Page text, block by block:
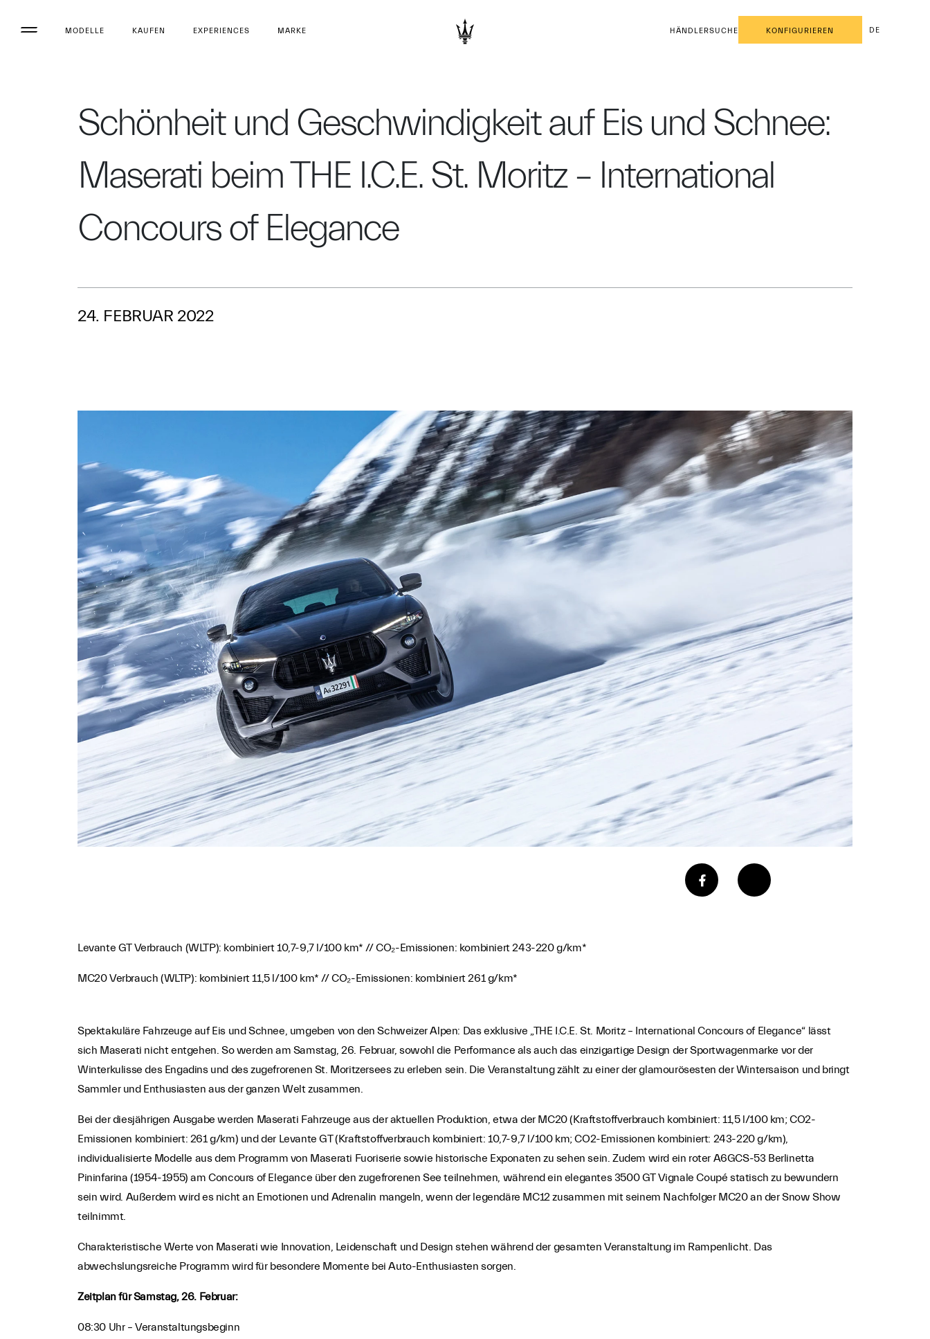
MODELLE KAUFEN EXPERIENCES MARKE HÄNDLERSUCHE KONFIGURIEREN DE
Schönheit und Geschwindigkeit auf Eis und Schnee:
Maserati beim THE I.C.E. St. Moritz – International
Concours of Elegance
24. FEBRUAR 2022
Levante GT Verbrauch (WLTP): kombiniert 10,7-9,7 l/100 km* // CO₂-Emissionen: kombiniert 243-220 g/km*
MC20 Verbrauch (WLTP): kombiniert 11,5 l/100 km* // CO₂-Emissionen: kombiniert 261 g/km*
Spektakuläre Fahrzeuge auf Eis und Schnee, umgeben von den Schweizer Alpen: Das exklusive „THE I.C.E. St. Moritz – International Concours of Elegance“ lässt
sich Maserati nicht entgehen. So werden am Samstag, 26. Februar, sowohl die Performance als auch das einzigartige Design der Sportwagenmarke vor der
Winterkulisse des Engadins und des zugefrorenen St. Moritzersees zu erleben sein. Die Veranstaltung zählt zu einer der glamourösesten der Wintersaison und bringt
Sammler und Enthusiasten aus der ganzen Welt zusammen.
Bei der diesjährigen Ausgabe werden Maserati Fahrzeuge aus der aktuellen Produktion, etwa der MC20 (Kraftstoffverbrauch kombiniert: 11,5 l/100 km; CO2-
Emissionen kombiniert: 261 g/km) und der Levante GT (Kraftstoffverbrauch kombiniert: 10,7-9,7 l/100 km; CO2-Emissionen kombiniert: 243-220 g/km),
individualisierte Modelle aus dem Programm von Maserati Fuoriserie sowie historische Exponaten zu sehen sein. Zudem wird ein roter A6GCS-53 Berlinetta
Pininfarina (1954-1955) am Concours of Elegance über den zugefrorenen See teilnehmen, während ein elegantes 3500 GT Vignale Coupé statisch zu bewundern
sein wird. Außerdem wird es nicht an Emotionen und Adrenalin mangeln, wenn der legendäre MC12 zusammen mit seinem Nachfolger MC20 an der Snow Show
teilnimmt.
Charakteristische Werte von Maserati wie Innovation, Leidenschaft und Design stehen während der gesamten Veranstaltung im Rampenlicht. Das
abwechslungsreiche Programm wird für besondere Momente bei Auto-Enthusiasten sorgen.
Zeitplan für Samstag, 26. Februar:
08:30 Uhr – Veranstaltungsbeginn